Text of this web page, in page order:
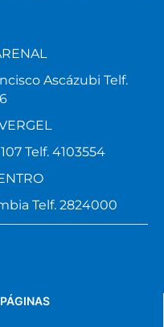
PÁGINAS
Ascázubi Telf.
Telf. 4103554
Telf. 2824000